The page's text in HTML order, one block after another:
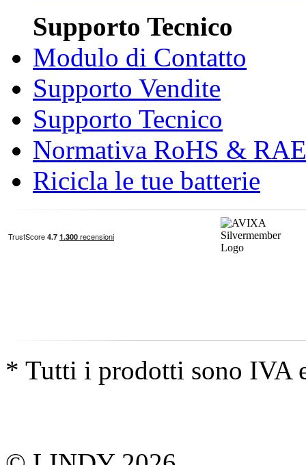
Supporto Tecnico
Modulo di Contatto
Supporto Vendite
Supporto Tecnico
Normativa RoHS &
Ricicla le tue batterie
* Tutti i prodotti sono IVA